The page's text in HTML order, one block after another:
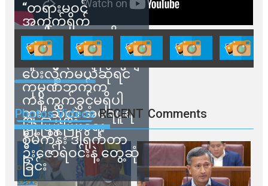
“တရားမဝင်
အကွက်ရိုက်
ရောင်းချမှုတွေကို
သက်ဆိုင်ရာတာဝန်ရှိ
သူတွေက ဂရန်တွေချ
ပေးလိုက်မယ်ဆိုရင်
ကုမ္ပဏီဘက်က
ကန့်ကွက်ခွင့်မရှိပါ
ဘူး” ဆိုတဲ့ အမရပူရ
မြို့ပြဖွံ့ဖြိုးရေး
စီမံကိန်း ဒါရိုက်တာ
ဦးဇော်ရဲဝင်းနဲ့ တွေ့ဆုံ
ခြင်း
Photos Videos RECENT Comments